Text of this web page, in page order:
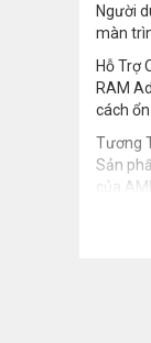
Người
màn
Hỗ Trợ
RAM
cách
Tương
Sản
của